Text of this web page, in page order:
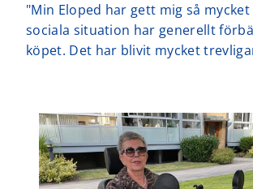
"Min Eloped har gett mig så
sociala situation har generellt
köpet. Det har blivit mycket